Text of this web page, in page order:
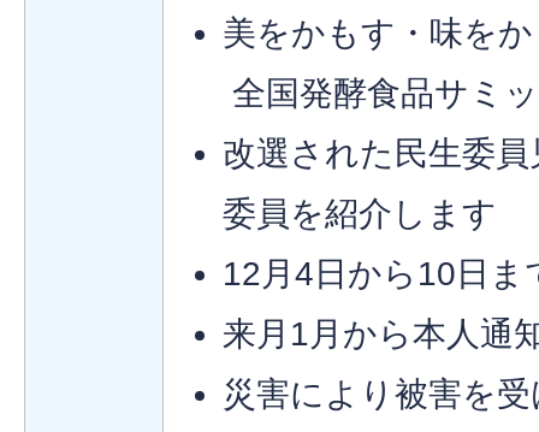
美をかもす・味を
全国発酵食品サミ
改選された民生委
委員を紹介します
12月4日から10日ま
来月1月から本人通
災害により被害を